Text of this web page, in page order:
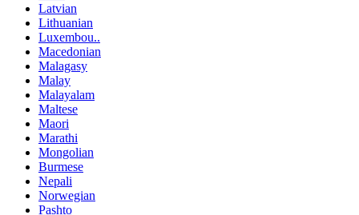
Latvian
Lithuanian
Luxembou..
Macedonian
Malagasy
Malay
Malayalam
Maltese
Maori
Marathi
Mongolian
Burmese
Nepali
Norwegian
Pashto